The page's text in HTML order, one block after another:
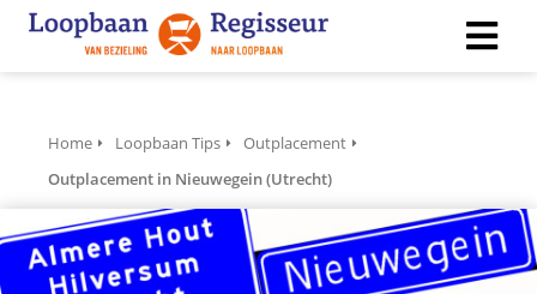
Home Loopbaan Tips
Outplacement
Outplacement in Nieuwegein (Utrecht)